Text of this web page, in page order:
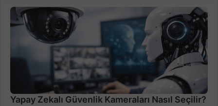
Yapay Zekalı Güvenlik Kameraları Nasıl Seçilir?